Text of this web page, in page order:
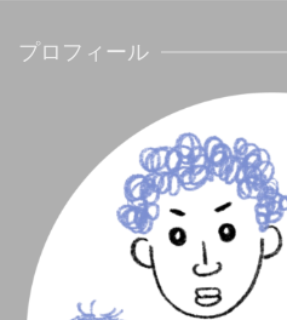
プロフィール